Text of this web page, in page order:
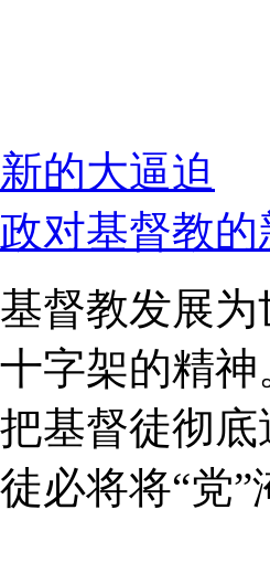
的大逼迫
对基督教的
督教发展
字架的精
基督徒彻
必将将“党”